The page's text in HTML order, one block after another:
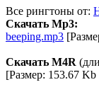
Все рингтоны от:
Скачать Mp3:
beeping.mp3
Скачать M4R
[Размер: 153.67